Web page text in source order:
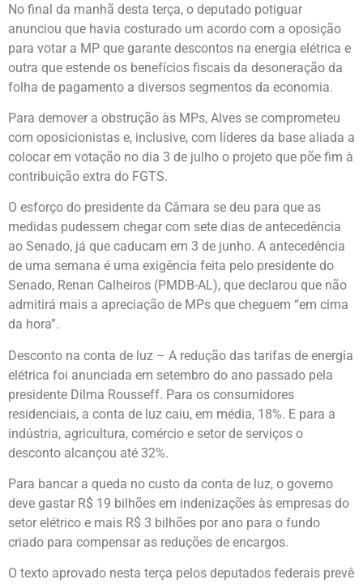
No final da manhã desta terça, o deputado potiguar
anunciou que havia costurado um acordo com a oposição
para votar a MP que garante descontos na energia elétrica e
outra que estende os benefícios fiscais da desoneração da
folha de pagamento a diversos segmentos da economia.
Para demover a obstrução às MPs, Alves se comprometeu
com oposicionistas e, inclusive, com líderes da base aliada a
colocar em votação no dia 3 de julho o projeto que põe fim à
contribuição extra do FGTS.
O esforço do presidente da Câmara se deu para que as
medidas pudessem chegar com sete dias de antecedência
ao Senado, já que caducam em 3 de junho. A antecedência
de uma semana é uma exigência feita pelo presidente do
Senado, Renan Calheiros (PMDB-AL), que declarou que não
admitirá mais a apreciação de MPs que cheguem “em cima
da hora”.
Desconto na conta de luz – A redução das tarifas de energia
elétrica foi anunciada em setembro do ano passado pela
presidente Dilma Rousseff. Para os consumidores
residenciais, a conta de luz caiu, em média, 18%. E para a
indústria, agricultura, comércio e setor de serviços o
desconto alcançou até 32%.
Para bancar a queda no custo da conta de luz, o governo
deve gastar R$ 19 bilhões em indenizações às empresas do
setor elétrico e mais R$ 3 bilhões por ano para o fundo
criado para compensar as reduções de encargos.
O texto aprovado nesta terça pelos deputados federais prevê